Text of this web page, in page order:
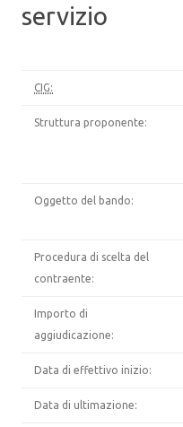
servizio
CIG:
Struttura proponente:
Oggetto del bando:
Procedura di scelta del
contraente:
Importo di
aggiudicazione:
Data di effettivo inizio:
Data di ultimazione: